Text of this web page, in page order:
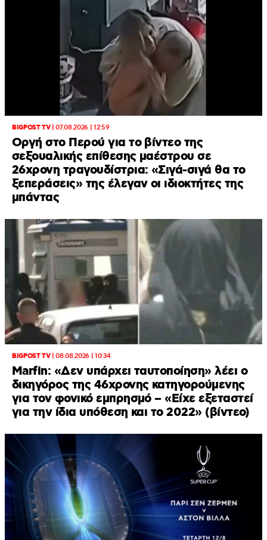
BIGPOST TV|07.08.2026 | 12:59
Οργή στο Περού για το βίντεο της
σεξουαλικής επίθεσης μαέστρου σε
26χρονη τραγουδίστρια: «Σιγά-σιγά θα το
ξεπεράσεις» της έλεγαν οι ιδιοκτήτες της
μπάντας
BIGPOST TV|08.08.2026 | 10:34
Marfin: «Δεν υπάρχει ταυτοποίηση» λέει ο
δικηγόρος της 46χρονης κατηγορούμενης
για τον φονικό εμπρησμό – «Είχε εξεταστεί
για την ίδια υπόθεση και το 2022» (βίντεο)